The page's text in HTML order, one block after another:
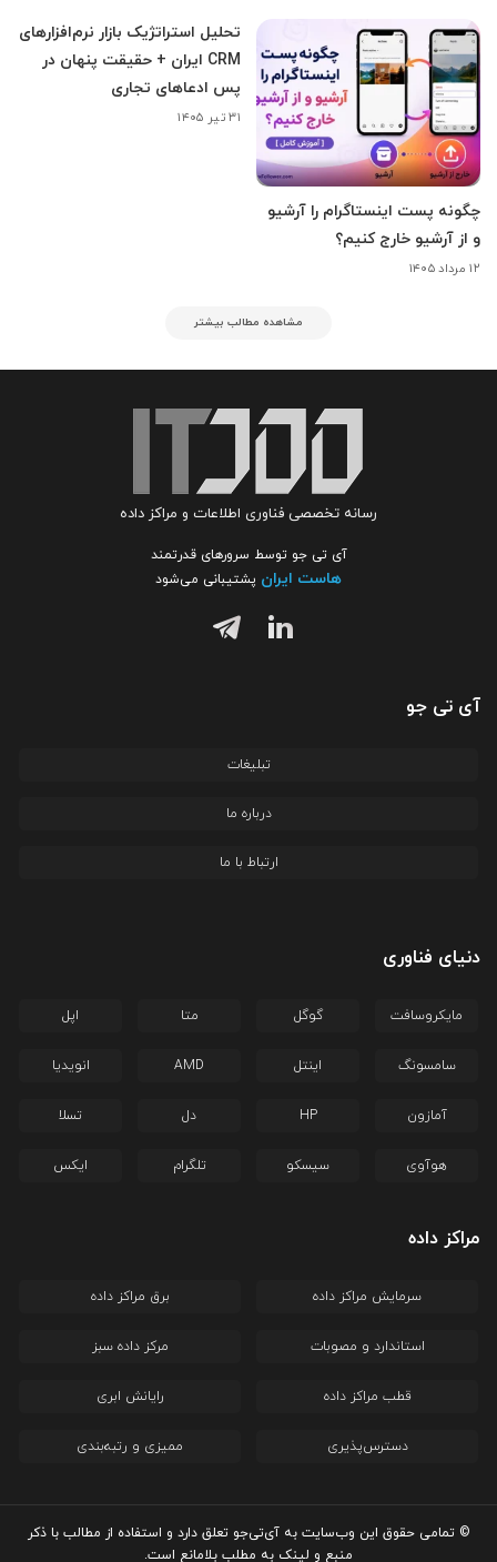
چگونه پست اینستاگرام را آرشیو
و از آرشیو خارج کنیم؟
۱۲ مرداد ۱۴۰۵
تحلیل استراتژیک بازار نرم‌افزارهای
CRM ایران + حقیقت پنهان در
پس ادعاهای تجاری
۳۱ تیر ۱۴۰۵
مشاهده مطالب بیشتر
رسانه تخصصی فناوری اطلاعات و مراکز داده
آی تی جو توسط سرورهای قدرتمند
هاست ایران پشتیبانی می‌شود
آی تی جو
تبلیغات
درباره ما
ارتباط با ما
دنیای فناوری
مایکروسافت گوگل متا اپل
سامسونگ اینتل AMD انویدیا
آمازون HP دل تسلا
هوآوی سیسکو تلگرام ایکس
مراکز داده
سرمایش مراکز داده برق مراکز داده
استاندارد و مصوبات مرکز داده سبز
قطب مراکز داده رایانش ابری
دسترس‌پذیری ممیزی و رتبه‌بندی
© تمامی حقوق این وب‌سایت به آی‌تی‌جو تعلق دارد و استفاده از مطالب با ذکر
منبع و لینک به مطلب بلامانع است.